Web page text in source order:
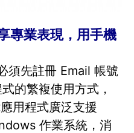
專業表現，用手機
須先註冊 Email 帳號
的繁複使用方式，
用程式廣泛支援
作業系統，消